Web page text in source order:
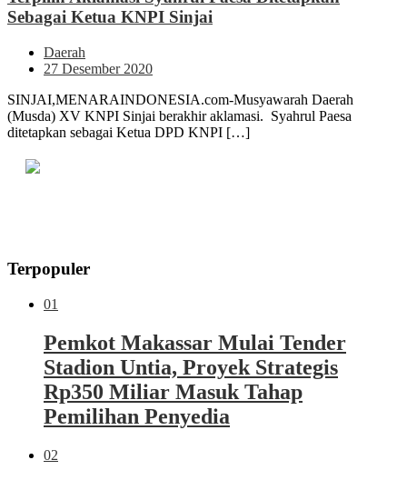
Sebagai Ketua KNPI Sinjai
Daerah
27 Desember 2020
SINJAI,MENARAINDONESIA.com-Musyawarah Daerah
(Musda) XV KNPI Sinjai berakhir aklamasi. Syahrul Paesa
ditetapkan sebagai Ketua DPD KNPI […]
Terpopuler
01
Pemkot Makassar Mulai Tender
Stadion Untia, Proyek Strategis
Rp350 Miliar Masuk Tahap
Pemilihan Penyedia
02